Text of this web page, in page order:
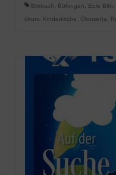
Brebach Bübingen Eule Bibi
ökum. Kinderkirche
Ökumene